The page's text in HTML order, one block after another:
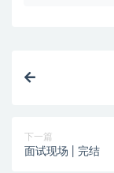
下一篇
面试现场 | 完结